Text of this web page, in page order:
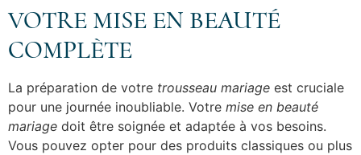
VOTRE MISE EN BEAUTÉ
COMPLÈTE
La préparation de votre trousseau mariage est cruciale
pour une journée inoubliable. Votre mise en beauté
mariage doit être soignée et adaptée à vos besoins.
Vous pouvez opter pour des produits classiques ou plus